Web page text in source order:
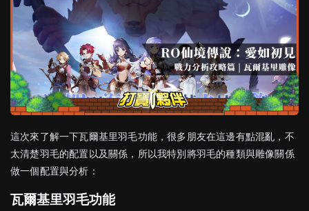
這次來了解一下瓦爾基里羽毛功能，很多朋友在這邊有點混亂，不
太清楚羽毛的配置以及關係，所以我特別將羽毛的種類與雕像關係
做一個配置與分析：
瓦爾基里羽毛功能